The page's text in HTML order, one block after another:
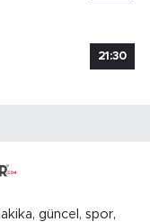
21:30
güncel, spor,